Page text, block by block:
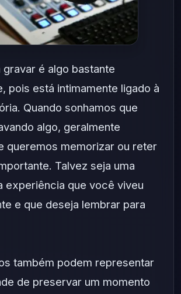
gravar é algo bastante
pois está intimamente ligado à
Quando sonhamos que
algo, geralmente
queremos memorizar ou reter
Talvez seja uma
experiência que você viveu
e que deseja lembrar para
também podem representar
de preservar um momento